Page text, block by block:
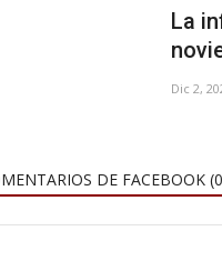
La
Dic 2,
DE FACEBOOK (0